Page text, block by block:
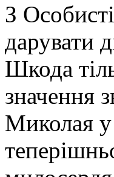
З
дарувати
Шкода
значення
Миколая у